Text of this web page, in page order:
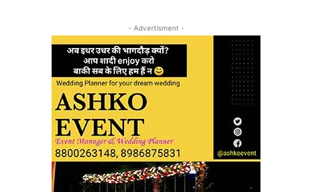
- Advertisment -